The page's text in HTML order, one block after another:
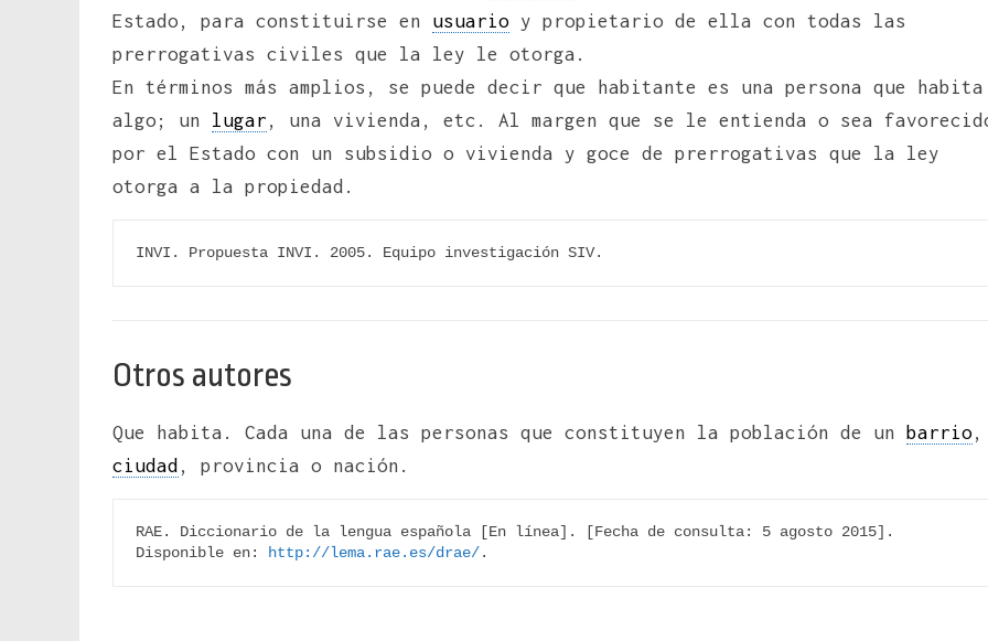
Estado, para constituirse en usuario y propietario de ella con todas las
prerrogativas civiles que la ley le otorga.
En términos más amplios, se puede decir que habitante es una persona que habita
algo; un lugar , una vivienda, etc. Al margen que se le entienda o sea
por el Estado con un subsidio o vivienda y goce de prerrogativas que la ley
otorga a la propiedad.
INVI. Propuesta INVI. 2005. Equipo investigación SIV.
Otros autores
Que habita. Cada una de las personas que constituyen la población de un barrio,
ciudad , provincia o nación.
RAE. Diccionario de la lengua española [En línea]. [Fecha de consulta: 5 agosto 2015].
Disponible en:
http://lema.rae.es/drae/.